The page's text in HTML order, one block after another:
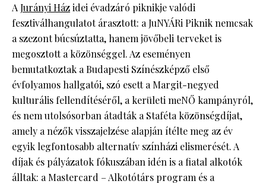
A Jurányi Házidei évadzáró piknikje valódi
fesztiválhangulatot árasztott: a JuNYÁRi Piknik nemcsak
a szezont búcsúztatta, hanem jövőbeli terveket is
megosztott a közönséggel. Az eseményen
bemutatkoztak a Budapesti Színészképző első
évfolyamos hallgatói, szó esett a Margit-negyed
kulturális fellendítéséről, a kerületi meNŐ kampányról,
és nem utolsósorban átadták a Staféta közönségdíjat,
amely a nézők visszajelzése alapján ítélte meg az év
egyik legfontosabb alternatív színházi elismerését. A
díjak és pályázatok fókuszában idén is a fiatal alkotók
álltak: a Mastercard – Alkotótárs program és a